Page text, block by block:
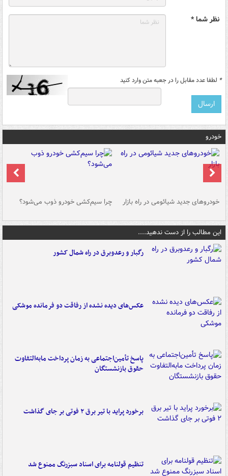
نظر شما *
* لطفا عدد مقابل را در جعبه متن وارد کنید
خودرو
خودروهای جدید شیائومی در راه بازار چرا سیم‌کشی خودرو ذوب می‌شود؟
این مطالب را از دست ندهید....
رگبار و رعدوبرق در راه شمال کشور
عکس‌های دیده نشده از رفاقت دو فرمانده‌ موشکی
پاسخ تأمین‌اجتماعی به زمان پرداخت مابه‌التفاوت
حقوق بازنشستگان
برخورد پراید با تیر برق ۲ فوتی بر جای گذاشت
تنظیم قولنامه برای اسناد سبزرنگ ممنوع شد